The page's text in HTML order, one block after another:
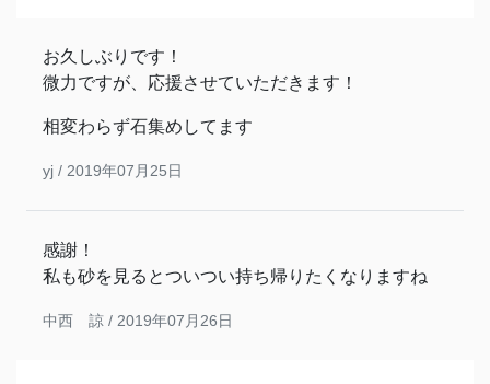
お久しぶりです！
微力ですが、応援させていただきます！
相変わらず石集めしてます
yj / 2019年07月25日
感謝！
私も砂を見るとついつい持ち帰りたくなりますね
中西 諒 / 2019年07月26日